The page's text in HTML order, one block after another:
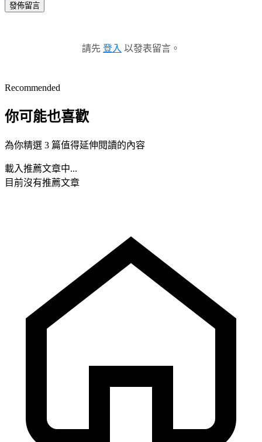
發佈留言
請先 登入 以發表留言。
Recommended
你可能也喜歡
為你精選 3 篇值得延伸閱讀的內容
載入推薦文章中...
目前沒有推薦文章